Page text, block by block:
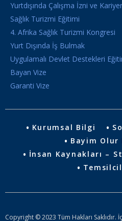
Yurtdışında Çalışma İzni ve Kariyer
Sağlık Turizmi Eğitimi
4. Afrika Sağlık Turizmi Kongresi
Yurt Dışında İş Bulmak
Uygulamalı Devlet Destekleri
Bayan Vize
Garanti Vize
Kurumsal Bilgi
Bayim Olur
İnsan Kaynakları –
Copyright © 2023 Tüm Hakları Saklıdır.